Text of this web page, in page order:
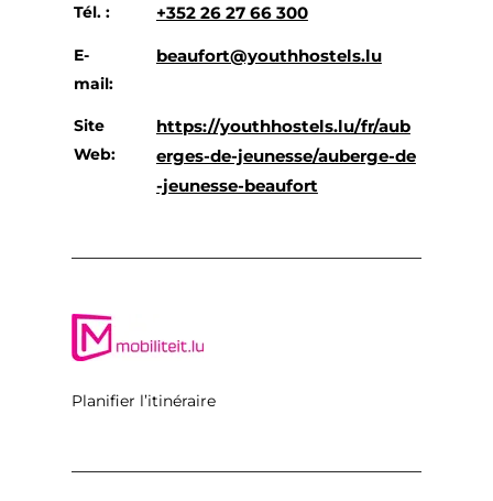
Tél. : +352 26 27 66 300
E-
mail:
beaufort@youthhostels.lu
Site
Web:
https://youthhostels.lu/fr/aub
erges-de-jeunesse/auberge-de
-jeunesse-beaufort
Planifier l’itinéraire